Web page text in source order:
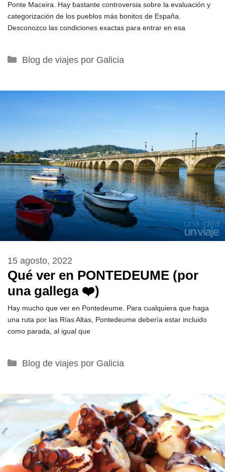
Ponte Maceira. Hay bastante controversia sobre la evaluación y
categorización de los pueblos más bonitos de España.
Desconozco las condiciones exactas para entrar en esa
Categorías
Blog de viajes por Galicia
Qué ver en PONTEDEUME (por
una gallega ❤️)
15 agosto, 2022
Hay mucho que ver en Pontedeume. Para cualquiera que haga
una ruta por las Rías Altas, Pontedeume debería estar incluido
como parada, al igual que
Categorías
Blog de viajes por Galicia